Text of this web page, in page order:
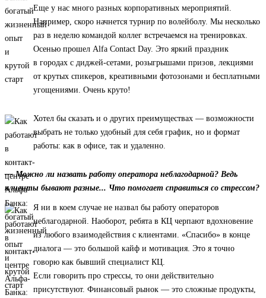
Еще у нас много разных корпоративных мероприятий.
Например, скоро начнется турнир по волейболу. Мы несколько
раз в неделю командой коллег встречаемся на тренировках.
Осенью прошел Alfa Contact Day. Это яркий праздник
в городах с диджей-сетами, розыгрышами призов, лекциями
от крутых спикеров, креативными фотозонами и бесплатными
угощениями. Очень круто!
Хотел бы сказать и о других преимуществах — возможности
выбрать не только удобный для себя график, но и формат
работы: как в офисе, так и удаленно.
— Можно ли назвать работу оператора неблагодарной? Ведь
клиенты бывают разные... Что помогает справиться со стрессом?
Я ни в коем случае не назвал бы работу операторов
неблагодарной. Наоборот, ребята в КЦ черпают вдохновение
из любого взаимодействия с клиентами. «Спасибо» в конце
диалога — это большой кайф и мотивация. Это я точно
говорю как бывший специалист КЦ.
Если говорить про стрессы, то они действительно
присутствуют. Финансовый рынок — это сложные продукты,